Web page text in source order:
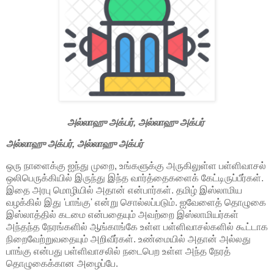
அல்லாஹு அக்பர், அல்லாஹு அக்பர்
அல்லாஹு அக்பர், அல்லாஹு அக்பர்
ஒரு நாளைக்கு ஐந்து முறை, உங்களுக்கு அருகிலுள்ள பள்ளிவாசல்
ஒலிபெருக்கியில் இருந்து இந்த வார்த்தைகளைக் கேட்டிருப்பீர்கள்.
இதை அரபு மொழியில் அதான் என்பார்கள். தமிழ் இஸ்லாமிய
வழக்கில் இது 'பாங்கு' என்று சொல்லப்படும். ஐவேளைத் தொழுகை
இஸ்லாத்தில் கடமை என்பதையும் அவற்றை இஸ்லாமியர்கள்
அந்தந்த நேரங்களில் ஆங்காங்கே உள்ள பள்ளிவாசல்களில் கூட்டாக
நிறைவேற்றுவதையும் அறிவீர்கள். உண்மையில் அதான் அல்லது
பாங்கு என்பது பள்ளிவாசலில் நடைபெற உள்ள அந்த நேரத்
தொழுகைக்கான அழைப்பே.